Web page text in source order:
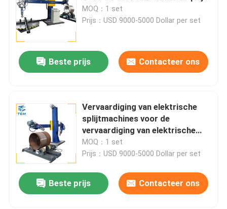
MOQ：1 set
Prijs：USD 9000-5000 Dollar per set
Beste prijs Contacteer ons
Vervaardiging van elektrische
splijtmachines voor de
vervaardiging van elektrische
splijtmachines
MOQ：1 set
Prijs：USD 9000-5000 Dollar per set
Beste prijs Contacteer ons